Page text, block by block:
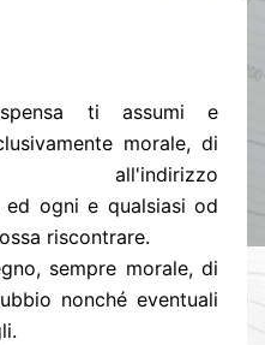
1 MIN DI LETTURA
ti assumi e
morale, di
all'indirizzo
ed ogni e qualsiasi od
riscontrare.
sempre morale, di
nonché eventuali